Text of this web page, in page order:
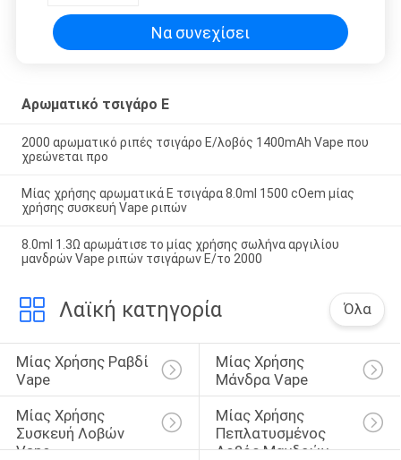
Να συνεχίσει
Αρωματικό τσιγάρο Ε
2000 αρωματικό ριπές τσιγάρο Ε/λοβός 1400mAh Vape που
χρεώνεται προ
Μίας χρήσης αρωματικά Ε τσιγάρα 8.0ml 1500 cOem μίας
χρήσης συσκευή Vape ριπών
8.0ml 1.3Ω αρωμάτισε το μίας χρήσης σωλήνα αργιλίου
μανδρών Vape ριπών τσιγάρων Ε/το 2000
Λαϊκή κατηγορία Όλα
Μίας Χρήσης Ραβδί
Vape
Μίας Χρήσης
Μάνδρα Vape
Μίας Χρήσης
Συσκευή Λοβών
Vape
Μίας Χρήσης
Πεπλατυσμένος
Λοβός Μανδρών